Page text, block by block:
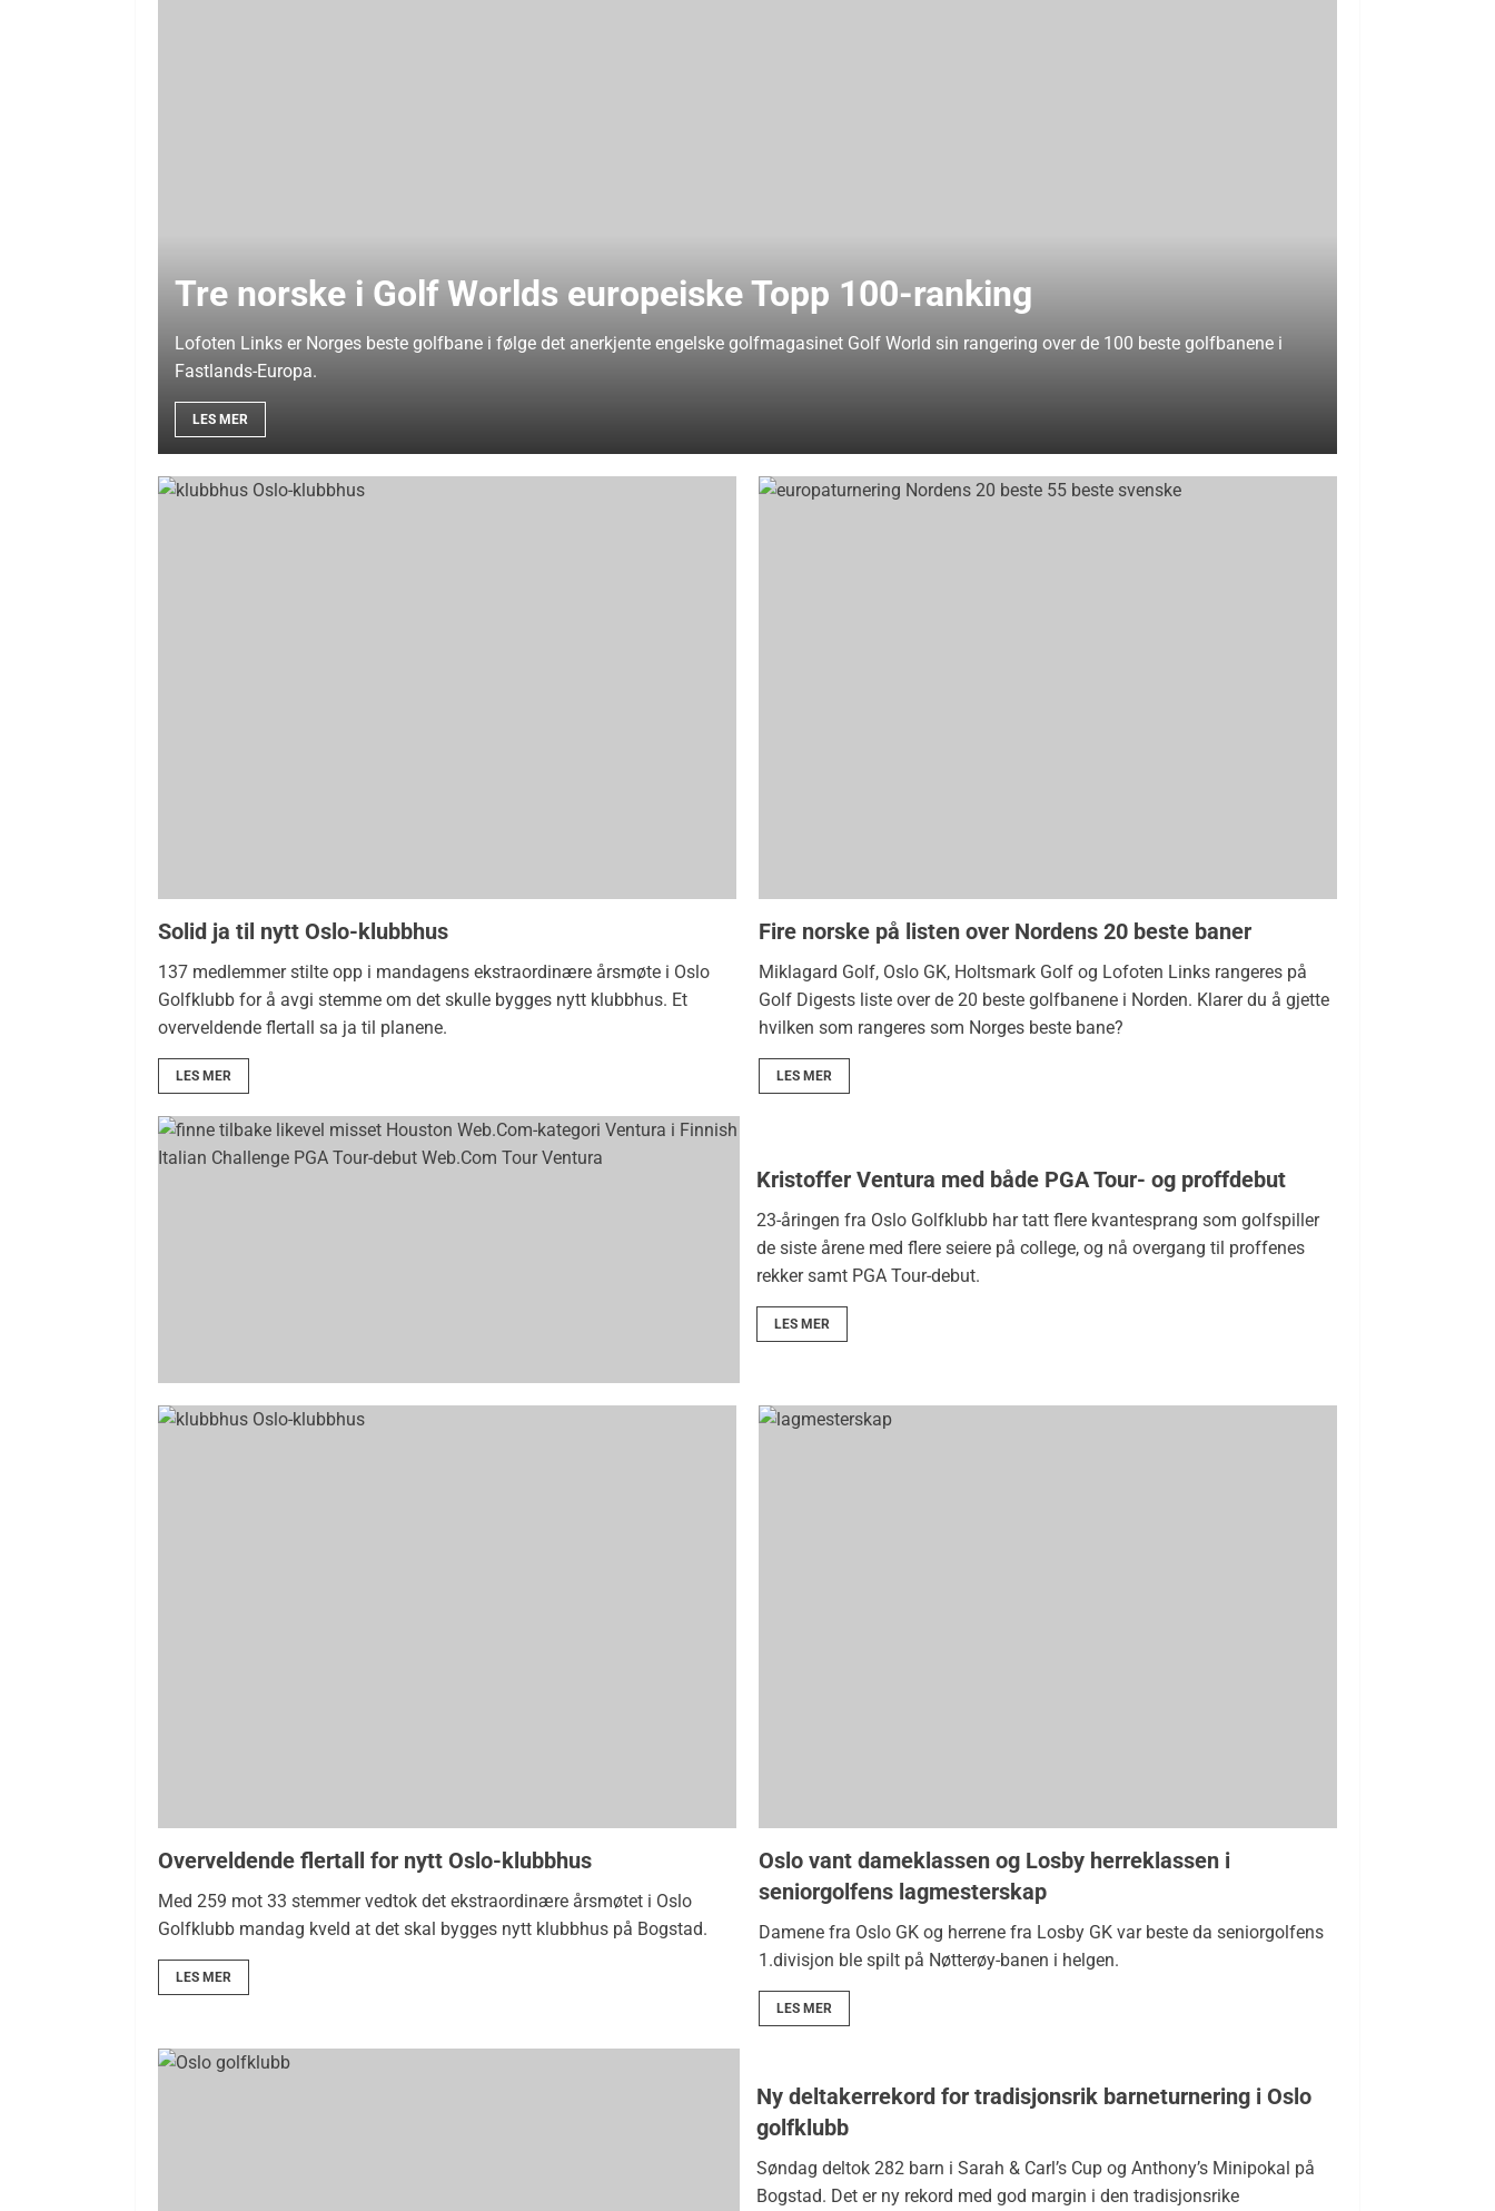
Tre norske i Golf Worlds europeiske Topp 100-ranking
Lofoten Links er Norges beste golfbane i følge det anerkjente engelske golfmagasinet Golf World sin rangering over de 100 beste golfbanene i
Fastlands-Europa.
LES MER
Solid ja til nytt Oslo-klubbhus
137 medlemmer stilte opp i mandagens ekstraordinære årsmøte i Oslo
Golfklubb for å avgi stemme om det skulle bygges nytt klubbhus. Et
overveldende flertall sa ja til planene.
LES MER
Fire norske på listen over Nordens 20 beste baner
Miklagard Golf, Oslo GK, Holtsmark Golf og Lofoten Links rangeres på
Golf Digests liste over de 20 beste golfbanene i Norden. Klarer du å gjette
hvilken som rangeres som Norges beste bane?
LES MER
Kristoffer Ventura med både PGA Tour- og proffdebut
23-åringen fra Oslo Golfklubb har tatt flere kvantesprang som golfspiller
de siste årene med flere seiere på college, og nå overgang til proffenes
rekker samt PGA Tour-debut.
LES MER
Overveldende flertall for nytt Oslo-klubbhus
Med 259 mot 33 stemmer vedtok det ekstraordinære årsmøtet i Oslo
Golfklubb mandag kveld at det skal bygges nytt klubbhus på Bogstad.
LES MER
Oslo vant dameklassen og Losby herreklassen i
seniorgolfens lagmesterskap
Damene fra Oslo GK og herrene fra Losby GK var beste da seniorgolfens
1.divisjon ble spilt på Nøtterøy-banen i helgen.
LES MER
Ny deltakerrekord for tradisjonsrik barneturnering i Oslo
golfklubb
Søndag deltok 282 barn i Sarah & Carl’s Cup og Anthony’s Minipokal på
Bogstad. Det er ny rekord med god margin i den tradisjonsrike